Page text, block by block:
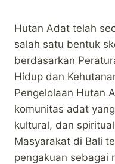
Hutan Adat telah
salah satu bentuk
berdasarkan
Hidup dan
Pengelolaan Hutan
komunitas adat
kultural, dan
Masyarakat di Bali
pengakuan sebagai